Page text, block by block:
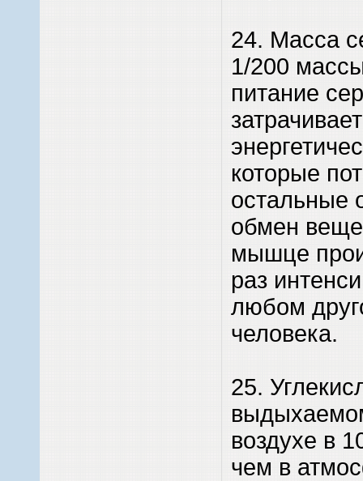
24. Масса
1/200
питание
которые
остальные
обмен
мышце
раз
любом
человека.
25.
воздухе в
чем в